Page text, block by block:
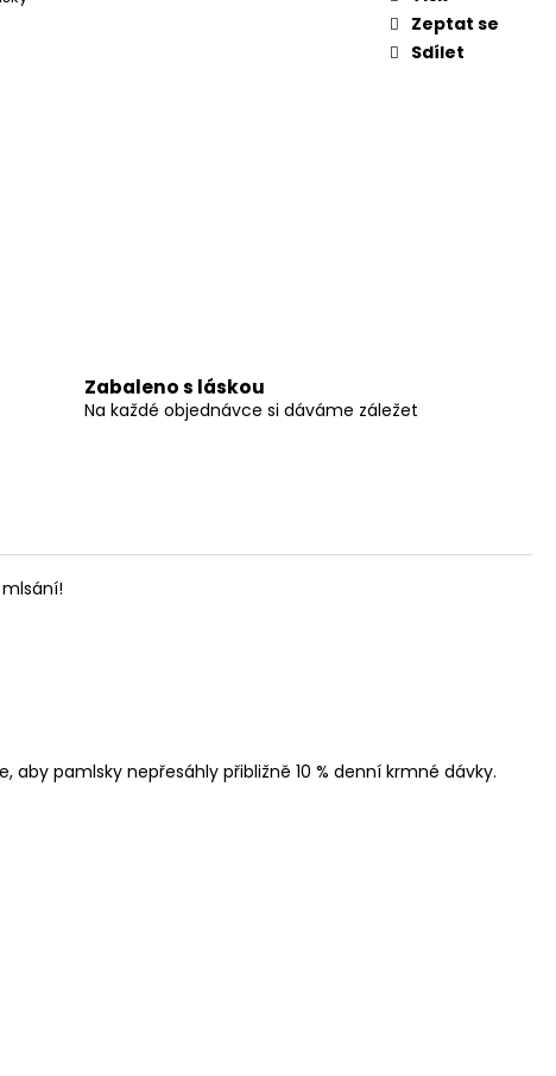
Zeptat se
Sdílet
Zabaleno s láskou
Na každé objednávce si dáváme záležet
pamlsky nepřesáhly přibližně 10 % denní krmné dávky.